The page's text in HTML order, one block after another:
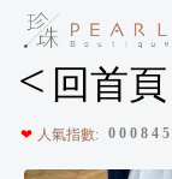
< 回首頁
❤ 人氣指數: 0 0 0 8 4 5